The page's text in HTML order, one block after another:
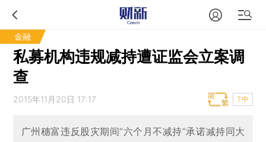
金融
私募机构违规减持遭证监会立案调
查
2015年11月20日 17:17 T中
广州穗富违反股灾期间“六个月不减持”承诺减持同大